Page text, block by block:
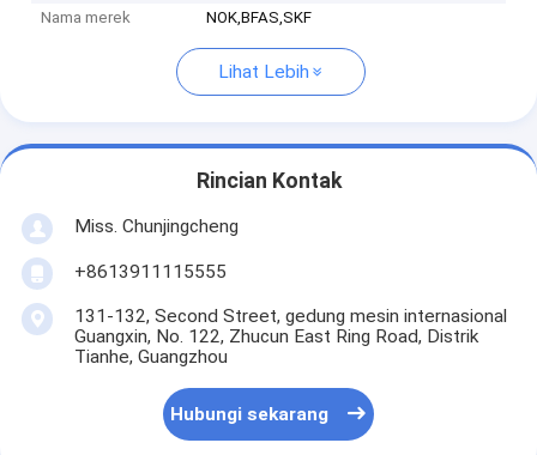
Nama merek NOK,BFAS,SKF
Lihat Lebih
Rincian Kontak
Miss. Chunjingcheng
+8613911115555
131-132, Second Street, gedung mesin internasional
Guangxin, No. 122, Zhucun East Ring Road, Distrik
Tianhe, Guangzhou
Hubungi sekarang